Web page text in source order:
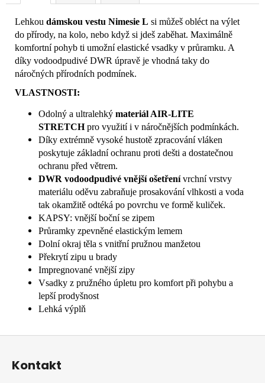
Lehkou dámskou vestu Nimesie L si můžeš obléct na výlet
do přírody, na kolo, nebo když si jdeš zaběhat. Maximálně
komfortní pohyb ti umožní elastické vsadky v průramku. A
díky vodoodpudivé DWR úpravě je vhodná taky do
náročných přírodních podmínek.
VLASTNOSTI:
Odolný a ultralehký materiál AIR-LITE
STRETCHpro využití i v náročnějších podmínkách.
Díky extrémně vysoké hustotě zpracování vláken
poskytuje základní ochranu proti dešti a dostatečnou
ochranu před větrem.
DWR vodoodpudivé vnější ošetřenívrchní vrstvy
materiálu oděvu zabraňuje prosakování vlhkosti a voda
tak okamžitě odtéká po povrchu ve formě kuliček.
KAPSY: vnější boční se zipem
Průramky zpevněné elastickým lemem
Dolní okraj těla s vnitřní pružnou manžetou
Překrytí zipu u brady
Impregnované vnější zipy
Vsadky z pružného úpletu pro komfort při pohybu a
lepší prodyšnost
Lehká výplň
Z
Kontakt